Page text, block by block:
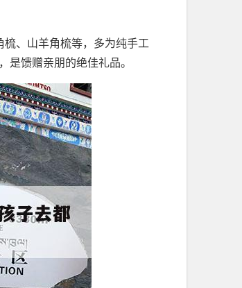
、山羊角梳等，多为纯手工
馈赠亲朋的绝佳礼品。